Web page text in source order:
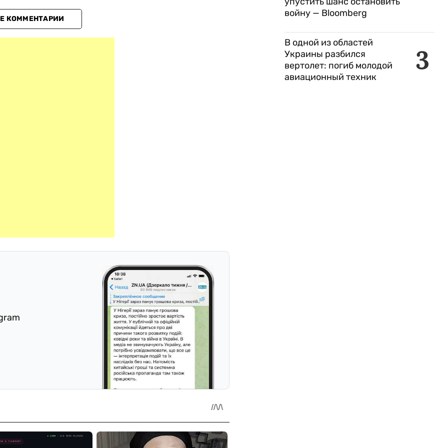
КОММЕНТАРИИ
войну — Bloomberg
3
В одной из областей
Украины разбился
вертолет: погиб молодой
авиационный техник